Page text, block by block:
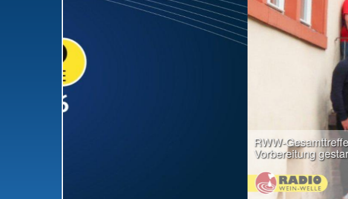
RWW-Gesamttreffen: Radio offiziell in die